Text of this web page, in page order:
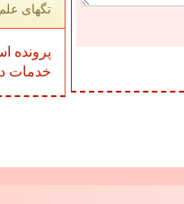
تگهای
پرونده
خدمات